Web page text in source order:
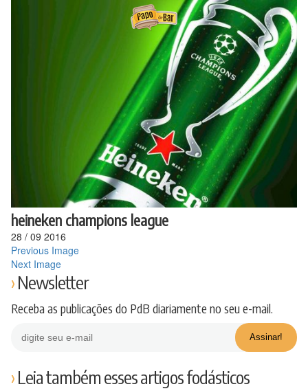
heineken champions league
28 / 09 2016
Previous Image
Next Image
Newsletter
Receba as publicações do PdB diariamente no seu e-mail.
Leia também esses artigos fodásticos